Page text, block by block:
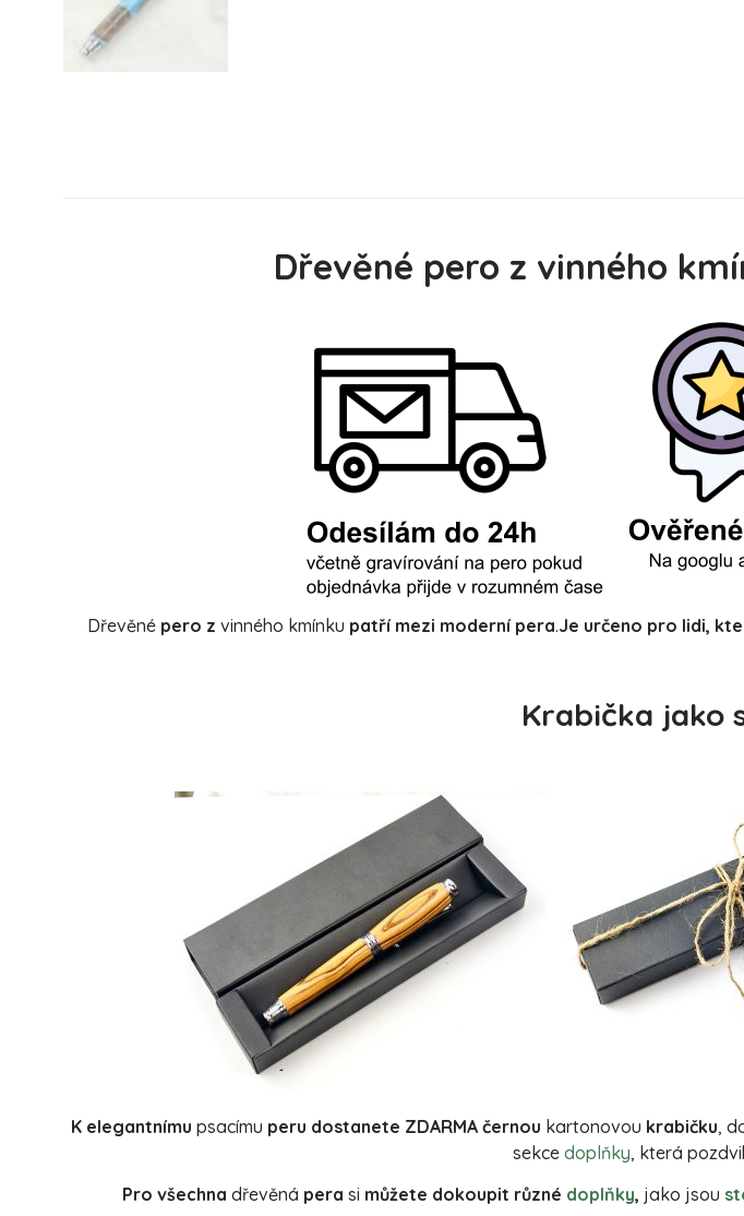
Dřevěné pero z vinného
Dřevěné pero z vinného kmínku patří mezi moderní pera.Je určeno pro lidi,
Krabička jako
K elegantnímu psacímu peru dostanete ZDARMA černou kartonovou krabičku,
sekce doplňky, která
Pro všechna dřevěná pera si můžete dokoupit různé doplňky, jako jsou